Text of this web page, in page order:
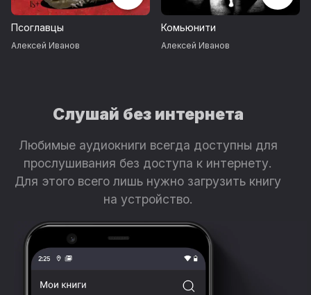
Псоглавцы
Алексей Иванов
Комьюнити
Алексей Иванов
Слушай без интернета
Любимые аудиокниги всегда доступны для
прослушивания без доступа к интернету.
Для этого всего лишь нужно загрузить книгу
на устройство.